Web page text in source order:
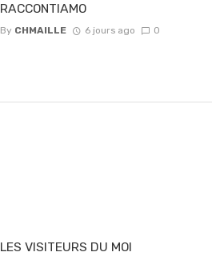
RACCONTIAMO
By CHMAILLE 6 jours ago 0
LES VISITEURS DU MOI